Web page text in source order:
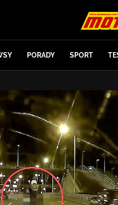
PORADY SPORT